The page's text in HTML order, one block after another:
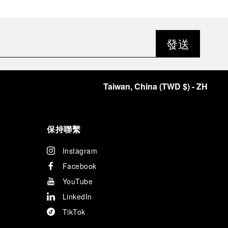
發送
Taiwan, China(TWD $)- ZH
保持聯繫
Instagram
Facebook
YouTube
LinkedIn
TikTok